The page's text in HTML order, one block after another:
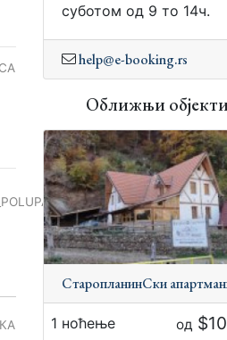
суботом од 9 то 14ч.
help@e-booking.rs
Оближњи
СтаропланинСки
1 ноћење од